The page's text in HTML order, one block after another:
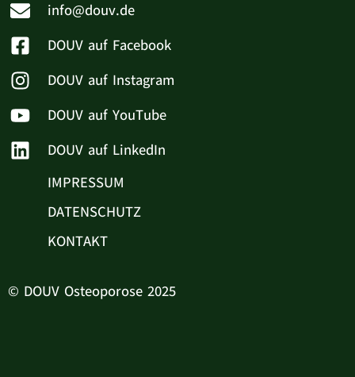
info@douv.de
DOUV auf Facebook
DOUV auf Instagram
DOUV auf YouTube
DOUV auf LinkedIn
IMPRESSUM
DATENSCHUTZ
KONTAKT
© DOUV Osteoporose 2025